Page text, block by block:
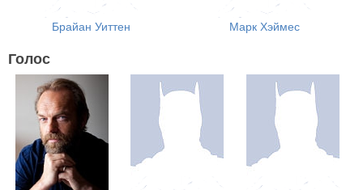
Брайан Уиттен Марк Хэймес
Голос